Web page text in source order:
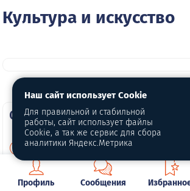
Культура и искусство
О портале
О нас
Для правообладателей
Политика конфиденциальности
Профиль Сообщения
Наш сайт использует Cookie
Для правильной и стабильной
работы, сайт использует файлы
Cookie, а так же сервис для сбора
аналитики Яндекс.Метрика